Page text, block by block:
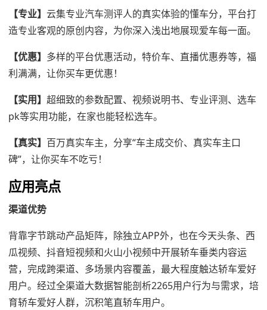
【专业】 云集专业汽车测评人的真实体验的懂车分，平台打
造专业客观的原创内容，为你深入浅出地展现爱车每一面。
【优惠】 多样的平台优惠活动，特价车、直播优惠券等，福
利满满，让你买车更优惠！
【实用】 超细致的参数配置、视频说明书、专业评测、选车
pk等实用功能，在家也能轻松选车。
【真实】 百万真实车主，分享“车主成交价、真实车主口
碑”，让你买车不吃亏！
应用亮点
渠道优势
背靠字节跳动产品矩阵，除独立APP外，也在今天头条、西
瓜视频、抖音短视频和火山小视频中开展轿车垂类内容运
营，完成跨渠道、多场景内容覆盖，最大程度触达轿车爱好
用户。经过全渠道大数据智能剖析2265用户行为与需求，培
育轿车爱好人群，沉积笔直轿车用户。